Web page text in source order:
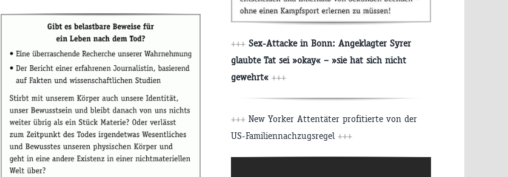
+++ Sex-Attacke in Bonn: Angeklagter ​Syrer ​
glaubte Tat sei »okay« – »sie hat sich nicht
gewehrt« +++
+++ New Yorker Attentäter profitierte von der
US-Familiennachzugsregel +++